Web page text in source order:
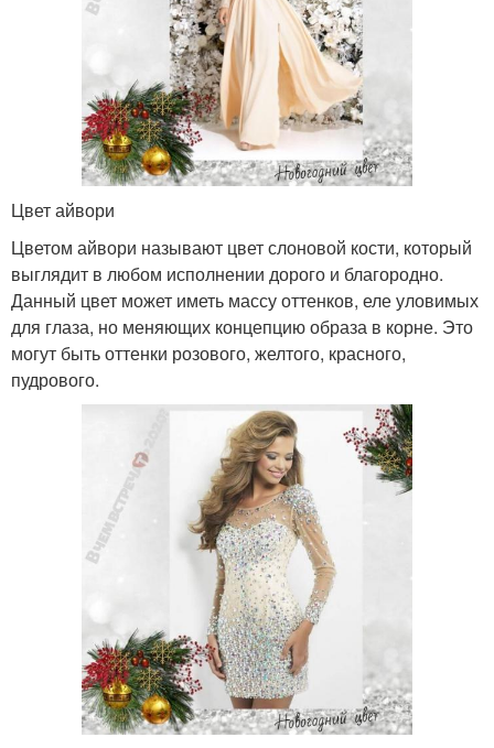
Цвет айвори
Цветом айвори называют цвет слоновой кости, который
выглядит в любом исполнении дорого и благородно.
Данный цвет может иметь массу оттенков, еле уловимых
для глаза, но меняющих концепцию образа в корне. Это
могут быть оттенки розового, желтого, красного,
пудрового.